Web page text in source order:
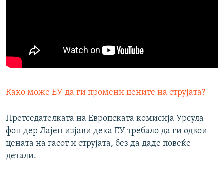
Како може ЕУ да ги промени цените на струјата?
Претседателката на Европската комисија Урсула
фон дер Лајен изјави дека ЕУ требало да ги одвои
цената на гасот и струјата, без да даде повеќе
детали.